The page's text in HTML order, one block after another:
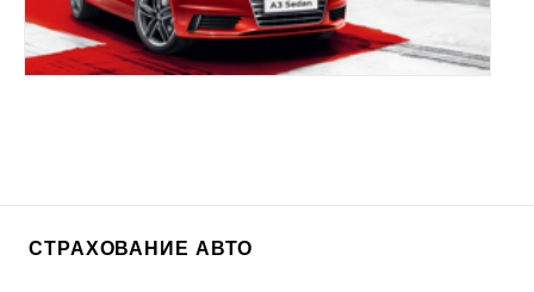
СТРАХОВАНИЕ АВТО